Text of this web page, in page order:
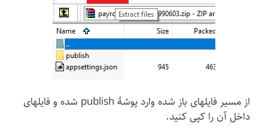
از مسیر فایلهای باز شده وارد پوشهٔ publish شده و فایلهای
داخل آن را کپی کنید.